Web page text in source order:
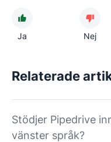
Ja Nej
Relaterade
Stödjer Pipedrive
vänster språk?